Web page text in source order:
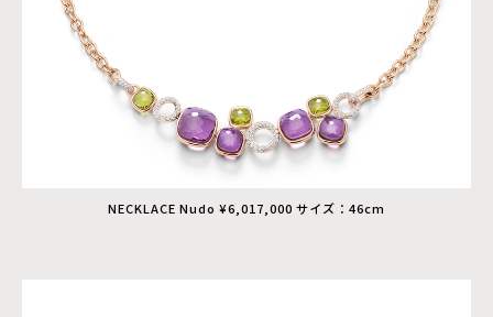
NECKLACE Nudo ¥6,017,000 サイズ：46cm